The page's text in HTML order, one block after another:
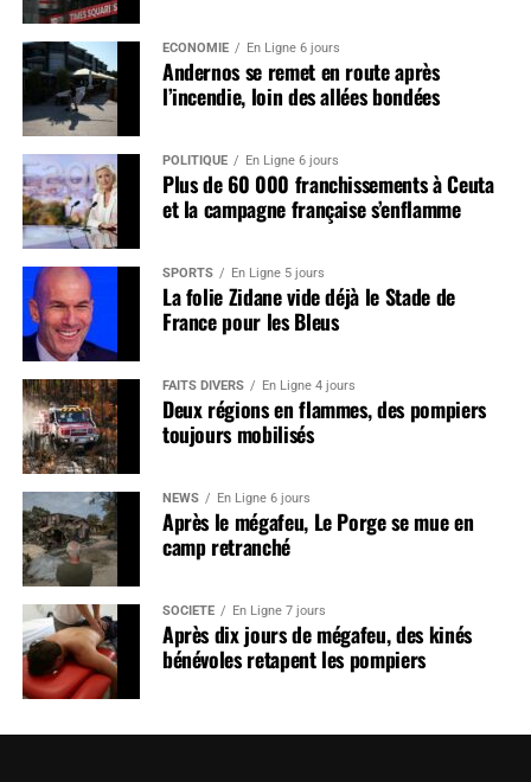
ÉCONOMIE En Ligne 6 jours
Andernos se remet en route après
l’incendie, loin des allées bondées
POLITIQUE En Ligne 6 jours
Plus de 60 000 franchissements à Ceuta
et la campagne française s’enflamme
SPORTS En Ligne 5 jours
La folie Zidane vide déjà le Stade de
France pour les Bleus
FAITS DIVERS En Ligne 4 jours
Deux régions en flammes, des pompiers
toujours mobilisés
NEWS En Ligne 6 jours
Après le mégafeu, Le Porge se mue en
camp retranché
SOCIÉTÉ En Ligne 7 jours
Après dix jours de mégafeu, des kinés
bénévoles retapent les pompiers